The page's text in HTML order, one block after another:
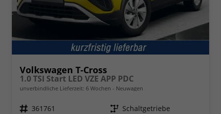
Volkswagen T-Cross
1.0 TSI Start LED VZE APP PDC
unverbindliche Lieferzeit: 6 Wochen Neuwagen
Fahrzeugnr. 361761 Getriebe Schaltgetriebe